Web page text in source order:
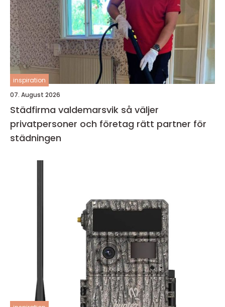
inspiration
07. August 2026
Städfirma valdemarsvik så väljer
privatpersoner och företag rätt partner för
städningen